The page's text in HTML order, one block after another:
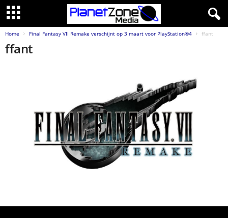
Home Final Fantasy VII Remake verschijnt op 3 maart voor PlayStation®4 ffant
ffant